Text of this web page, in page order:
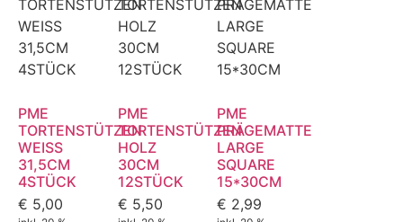
PME
TORTENSTÜTZEN
WEISS
31,5CM
4STÜCK
€ 5,00
PME
TORTENSTÜTZEN
HOLZ
30CM
12STÜCK
€ 5,50
PME
PRÄGEMATTE
LARGE
SQUARE
15*30CM
€ 2,99